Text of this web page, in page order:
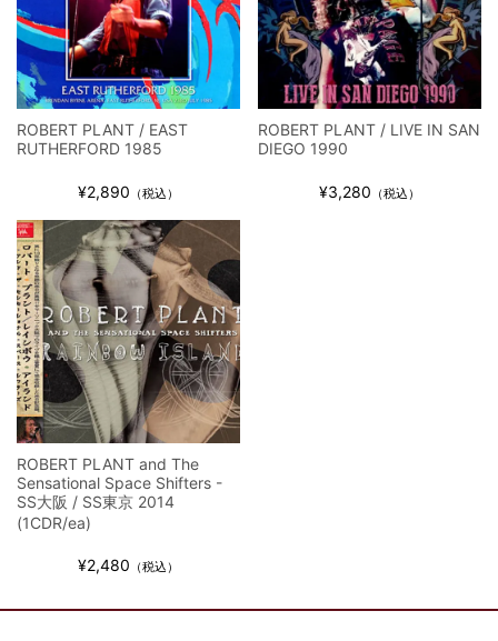
*NEW RELEASE (最新約3ヶ月)
2024.6.9
ジャーニー / 1979年5月8+9日 コロラド州 2公演 SBD 完全収録！
ROBERT PLANT / EAST
RUTHERFORD 1985
¥2,890 （税込）
ROBERT PLANT / LIVE IN SAN
DIEGO 1990
¥3,280 （税込）
ROBERT PLANT and The
Sensational Space Shifters -
SS大阪 / SS東京 2014
(1CDR/ea)
¥2,480 （税込）